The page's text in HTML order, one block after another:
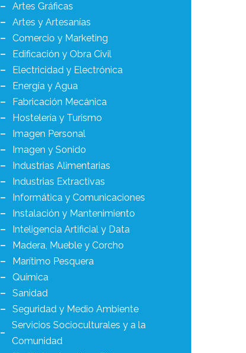
Artes Gráficas
Artes y Artesanías
Comercio y Marketing
Edificación y Obra Civil
Electricidad y Electrónica
Energía y Agua
Fabricación Mecánica
Hostelería y Turismo
Imagen Personal
Imagen y Sonido
Industrias Alimentarias
Industrias Extractivas
Informática y Comunicaciones
Instalación y Mantenimiento
Inteligencia Artificial y Data
Madera, Mueble y Corcho
Marítimo Pesquera
Química
Sanidad
Seguridad y Medio Ambiente
Servicios Socioculturales y a la
Comunidad